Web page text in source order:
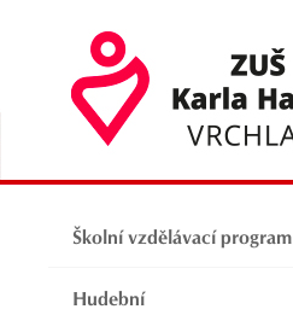
Školní vzdělávací program
Hudební